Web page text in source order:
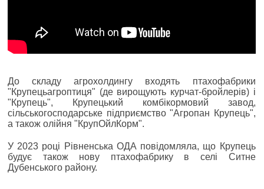
До складу агрохолдингу входять птахофабрики
"Крупецьагроптиця" (де вирощують курчат-бройлерів) і
"Крупець", Крупецький комбікормовий завод,
сільськогосподарське підприємство "Агропан Крупець",
а також олійня "КрупОйлКорм".
У 2023 році Рівненська ОДА повідомляла, що Крупець
будує також нову птахофабрику в селі Ситне
Дубенського району.